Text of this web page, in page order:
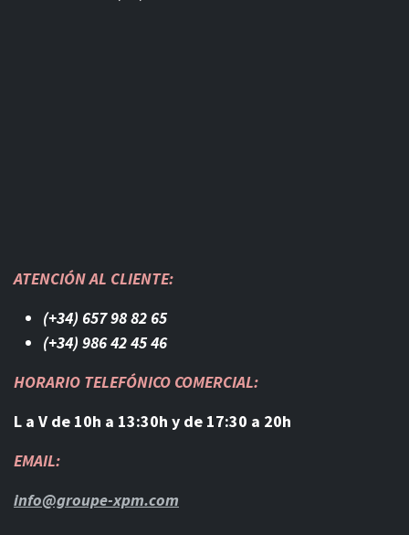
ATENCIÓN AL CLIENTE:
(+34) 657 98 82 65
(+34) 986 42 45 46​
HORARIO TELEFÓNICO COMERCIAL:
L a V de 10h a 13:30h y de 17:30 a 20h
EMAIL:
info@groupe-xpm.com